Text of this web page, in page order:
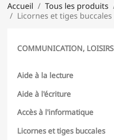
Accueil Tous les produits
Licornes et tiges buccales
COMMUNICATION, LOISIRS
Aide à la lecture
Aide à l'écriture
Accès à l'informatique
Licornes et tiges buccales